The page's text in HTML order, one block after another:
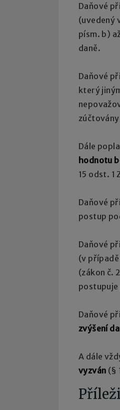
Daňové
(uvedený
písm. b)
daně.
Daňové
který
zúčtovány
Dále
hodnotu
15 odst. 1
Daňové
postup
Daňové
(v případě
(zákon č.
postupuje
Daňové
zvýšení
A dále
vyzván (§